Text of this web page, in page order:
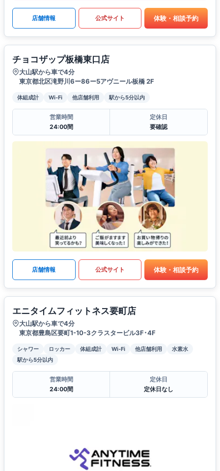
店舗情報 公式サイト 体験・相談予約
チョコザップ板橋東口店
大山駅から車で4分
東京都北区滝野川6ー86ー5アヴニール板橋 2F
体組成計 Wi-Fi 他店舗利用 駅から5分以内
営業時間
24:00間
定休日
要確認
店舗情報 公式サイト 体験・相談予約
エニタイムフィットネス要町店
大山駅から車で4分
東京都豊島区要町1-10-3クラスタービル3F･4F
シャワー ロッカー 体組成計 Wi-Fi 他店舗利用
水素水
駅から5分以内
営業時間
24:00間
定休日
定休日なし